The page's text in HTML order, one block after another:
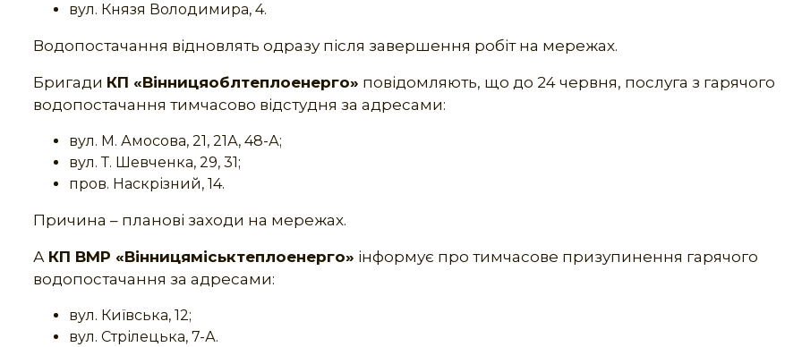
вул. Князя Володимира, 4.
Водопостачання відновлять одразу після завершення робіт на мережах.
Бригади КП «Вінницяоблтеплоенерго» повідомляють, що до 24 червня, послуга з гарячого
водопостачання тимчасово відстудня за адресами:
вул. М. Амосова, 21, 21А, 48-А;
вул. Т. Шевченка, 29, 31;
пров. Наскрізний, 14.
Причина – планові заходи на мережах.
А КП ВМР «Вінницяміськтеплоенерго» інформує про тимчасове призупинення гарячого
водопостачання за адресами:
вул. Київська, 12;
вул. Стрілецька, 7-А.